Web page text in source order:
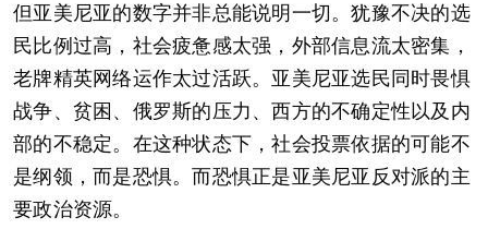
但亚美尼亚的数字并非总能说明一切。犹豫不决的选
民比例过高，社会疲惫感太强，外部信息流太密集，
老牌精英网络运作太过活跃。亚美尼亚选民同时畏惧
战争、贫困、俄罗斯的压力、西方的不确定性以及内
部的不稳定。在这种状态下，社会投票依据的可能不
是纲领，而是恐惧。而恐惧正是亚美尼亚反对派的主
要政治资源。